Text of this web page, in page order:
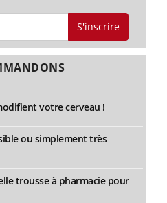
S'inscrire
votre cerveau !
ou simplement très
trousse à pharmacie pour